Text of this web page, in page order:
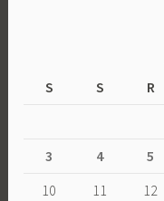
S
S R
3
4 5
10
11 12